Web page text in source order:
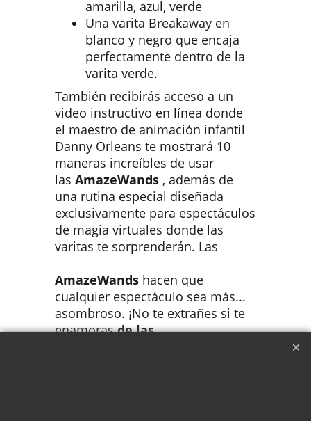
amarilla, azul, verde
Una varita Breakaway en
blanco y negro que encaja
perfectamente dentro de la
varita verde.
También recibirás acceso a un
video instructivo en línea donde
el maestro de animación infantil
Danny Orleans te mostrará 10
maneras increíbles de usar
las AmazeWands , además de
una rutina especial diseñada
exclusivamente para espectáculos
de magia virtuales donde las
varitas te sorprenderán. Las
AmazeWands hacen que
cualquier espectáculo sea más...
asombroso. ¡No te extrañes si te
enamorasde las